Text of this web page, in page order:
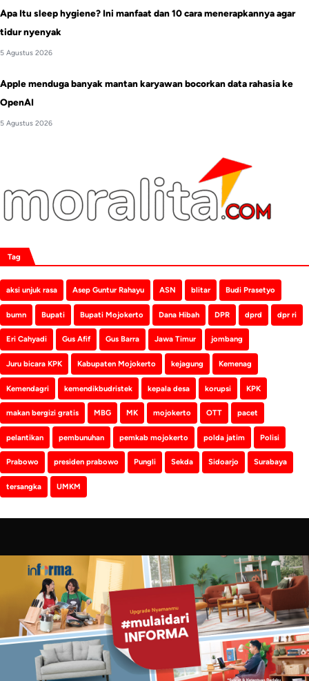
Apa Itu sleep hygiene? Ini manfaat dan 10 cara menerapkannya agar
tidur nyenyak
5 Agustus 2026
Apple menduga banyak mantan karyawan bocorkan data rahasia ke
OpenAI
5 Agustus 2026
Tag
aksi unjuk rasa Asep Guntur Rahayu ASN blitar Budi Prasetyo
bumn Bupati Bupati Mojokerto Dana Hibah DPR dprd dpr ri
Eri Cahyadi Gus Afif Gus Barra Jawa Timur jombang
Juru bicara KPK Kabupaten Mojokerto kejagung Kemenag
Kemendagri kemendikbudristek kepala desa korupsi KPK
makan bergizi gratis MBG MK mojokerto OTT pacet
pelantikan pembunuhan pemkab mojokerto polda jatim Polisi
Prabowo presiden prabowo Pungli Sekda Sidoarjo Surabaya
tersangka UMKM